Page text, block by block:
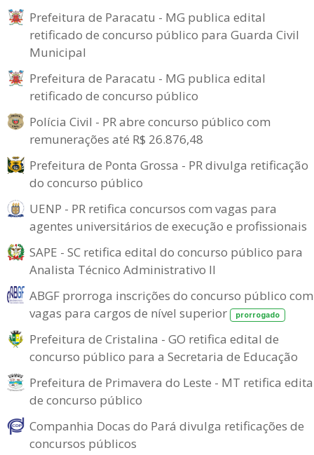
Prefeitura de Paracatu - MG publica edital
retificado de concurso público para Guarda Civil
Municipal
Prefeitura de Paracatu - MG publica edital
retificado de concurso público
Polícia Civil - PR abre concurso público com
remunerações até R$ 26.876,48
Prefeitura de Ponta Grossa - PR divulga retificação
do concurso público
UENP - PR retifica concursos com vagas para
agentes universitários de execução e profissionais
SAPE - SC retifica edital do concurso público para
Analista Técnico Administrativo II
ABGF prorroga inscrições do concurso público com
vagas para cargos de nível superior
prorrogado
Prefeitura de Cristalina - GO retifica edital de
concurso público para a Secretaria de Educação
Prefeitura de Primavera do Leste - MT retifica
de concurso público
Companhia Docas do Pará divulga retificações de
concursos públicos